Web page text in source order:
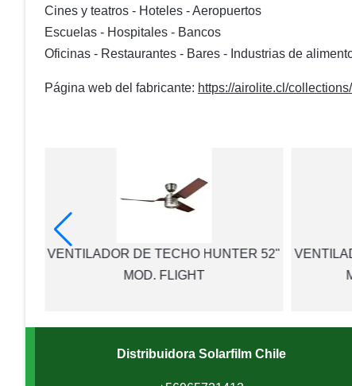
Cines y teatros - Hoteles - Aeropuertos
Escuelas - Hospitales - Bancos
Oficinas - Restaurantes - Bares - Industrias de
Página web del fabricante: https://airolite.cl/
VENTILADOR DE TECHO HUNTER 52"
MOD. FLIGHT
Distribuidora Solarfilm Chile